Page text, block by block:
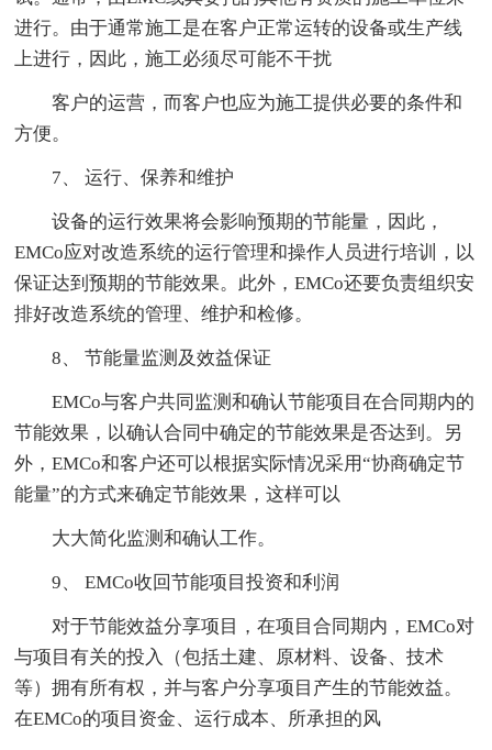
进行。由于通常施工是在客户正常运转的设备或生产线
上进行，因此，施工必须尽可能不干扰
客户的运营，而客户也应为施工提供必要的条件和
方便。
7、 运行、保养和维护
设备的运行效果将会影响预期的节能量，因此，
EMCo应对改造系统的运行管理和操作人员进行培训，以
保证达到预期的节能效果。此外，EMCo还要负责组织安
排好改造系统的管理、维护和检修。
8、 节能量监测及效益保证
EMCo与客户共同监测和确认节能项目在合同期内的
节能效果，以确认合同中确定的节能效果是否达到。另
外，EMCo和客户还可以根据实际情况采用“协商确定节
能量”的方式来确定节能效果，这样可以
大大简化监测和确认工作。
9、 EMCo收回节能项目投资和利润
对于节能效益分享项目，在项目合同期内，EMCo对
与项目有关的投入（包括土建、原材料、设备、技术
等）拥有所有权，并与客户分享项目产生的节能效益。
在EMCo的项目资金、运行成本、所承担的风